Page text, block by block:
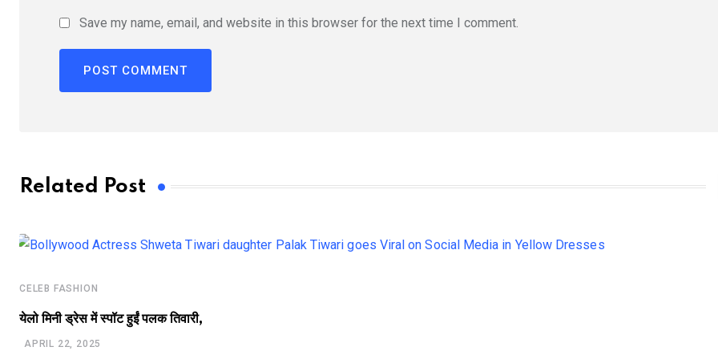
Save my name, email, and website in this browser for the next time I comment.
Related Post
CELEB FASHION
येलो मिनी ड्रेस में स्पॉट हुईं पलक तिवारी,
APRIL 22, 2025